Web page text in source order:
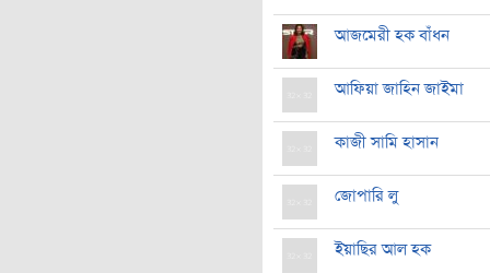
আজমেরী হক বাঁধন
আফিয়া জাহিন জাইমা
কাজী সামি হাসান
জোপারি লু
ইয়াছির আল হক